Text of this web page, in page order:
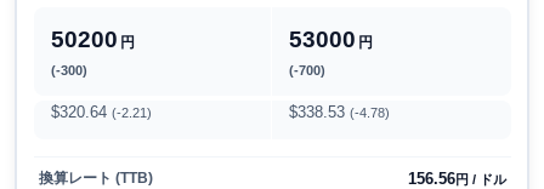
50200 円
(-300)
53000 円
(-700)
$320.64 (-2.21) $338.53 (-4.78)
換算レート (TTB) 156.56円 / ドル